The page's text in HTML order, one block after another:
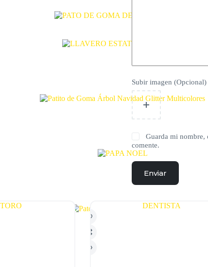
Subir imagen (Opcional)
Guarda mi nombre,
comente.
Enviar